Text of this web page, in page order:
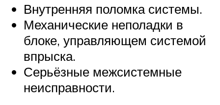
Внутренняя поломка системы.
Механические неполадки в
блоке, управляющем системой
впрыска.
Серьёзные межсистемные
неисправности.